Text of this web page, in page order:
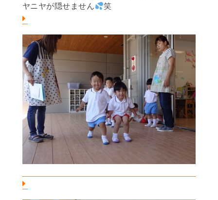
ヤニヤが隠せません
笑